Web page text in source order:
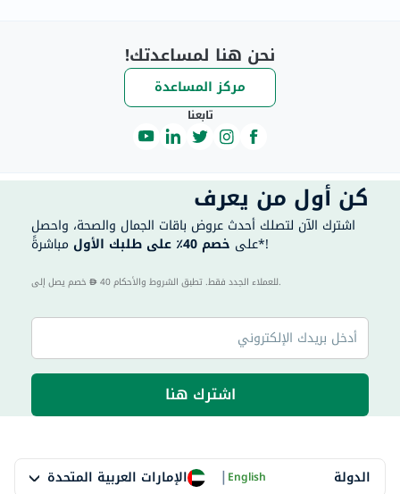
نحن هنا لمساعدتك!
مركز المساعدة
تابعنا
كن أول من يعرف
اشترك الآن لتصلك أحدث عروض باقات الجمال والصحة، واحصل
على خصم 40٪ على طلبك الأول مباشرةً*!
40 للعملاء الجدد فقط. تطبق الشروط والأحكام.
اشترك هنا
الدولة الإمارات العربية المتحدة |English